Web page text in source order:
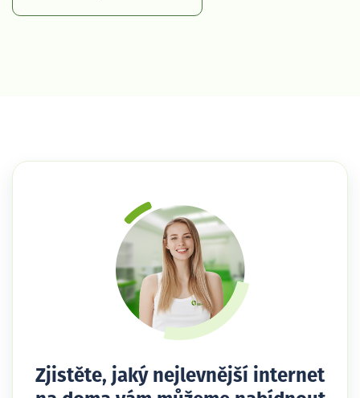
Zjistěte, jaký nejlevnější internet